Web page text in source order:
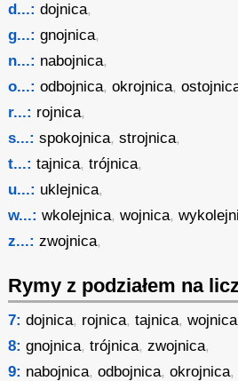
d...: dojnica,
g...: gnojnica,
n...: nabojnica,
o...: odbojnica,okrojnica,
r...: rojnica,
s...: spokojnica,strojnica,
t...: tajnica,trójnica,
u...: uklejnica,
w...: wkolejnica,wojnica,
z...: zwojnica,
Rymy z podziałem na
7: dojnica, rojnica,tajnica,wojnica
8: gnojnica,trójnica,zwojnica,
9: nabojnica,odbojnica,okrojnica